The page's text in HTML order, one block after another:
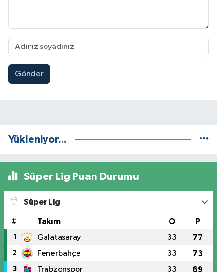
Gönder
Yükleniyor...
Süper Lig Puan Durumu
Süper Lig
# Takım O P
1 Galatasaray 33 77
2 Fenerbahçe 33 73
3 Trabzonspor 33 69